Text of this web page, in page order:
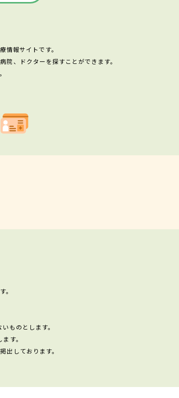
情報サイトです。
、ドクターを探すことができます。
。
ものとします。
す。
出しております。